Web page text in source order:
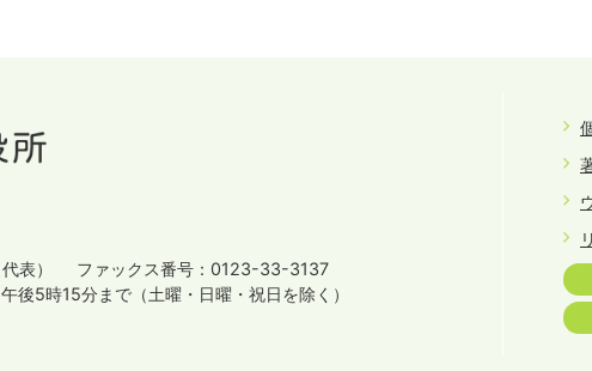
表）
ファックス番号：0123-33-3137
後5時15分まで （土曜・日曜・祝日を除く）